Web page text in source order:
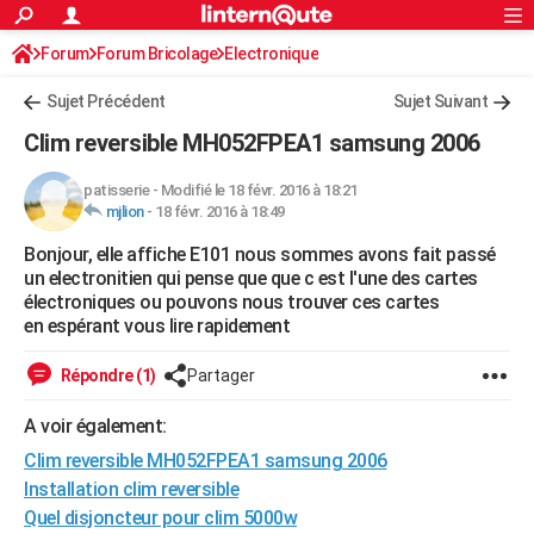
ACTUALITÉS
Politique
Société
Faits Divers
Education
Monde
Villes
+
FINANCE
Retraite
Impôts
Epargne
Immobilier
Risques naturels par ville
Banque
Assurance
Crédit
AUTO
Essais
Réserver un essai
Citadines
Berlines
SUV
Forum auto
+HIGH-TECH
Mobiles
Meilleur smartphone
Internet
Ordinateurs
Jeux vidéo
Guide high-tech
+BRICOLAGE
Forum
Aménagement intérieur
Extérieur
Cuisine
Salle de bains
Jardinage
Rangement
WEEK-END
LIFESTYLE
Art de vivre
Bien-être
Loisirs
Mode
Modes de vie
SANTE
Alimentation
Guide de la santé
Maladies
Médicaments
Sommeil
VOYAGE
S'inscrire
Connexion
Forum Forum Bricolage Electronique
Sujet Précédent Sujet Suivant
Clim reversible MH052FPEA1 samsung 2006
patisserie- Modifié le 18 févr. 2016 à 18:21
mjlion- 18 févr. 2016 à 18:49
Bonjour, elle affiche E101 nous sommes avons fait passé
un electronitien qui pense que que c est l'une des cartes
électroniques ou pouvons nous trouver ces cartes
en espérant vous lire rapidement
Répondre (1) Partager
A voir également:
Clim reversible MH052FPEA1 samsung 2006
Installation clim reversible
Quel disjoncteur pour clim 5000w